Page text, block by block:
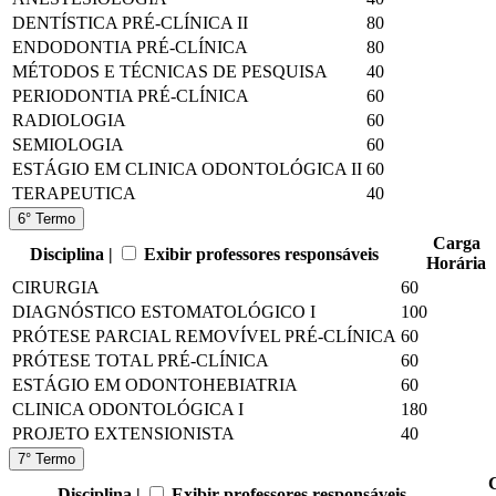
DENTÍSTICA PRÉ-CLÍNICA II
80
ENDODONTIA PRÉ-CLÍNICA
80
MÉTODOS E TÉCNICAS DE PESQUISA
40
PERIODONTIA PRÉ-CLÍNICA
60
RADIOLOGIA
60
SEMIOLOGIA
60
ESTÁGIO EM CLINICA ODONTOLÓGICA II 60
TERAPEUTICA
40
6° Termo
Disciplina | Exibir professores responsáveis
Carga
Horária
CIRURGIA
60
DIAGNÓSTICO ESTOMATOLÓGICO I
100
PRÓTESE PARCIAL REMOVÍVEL PRÉ-CLÍNICA 60
PRÓTESE TOTAL PRÉ-CLÍNICA
60
ESTÁGIO EM ODONTOHEBIATRIA
60
CLINICA ODONTOLÓGICA I
180
PROJETO EXTENSIONISTA
40
7° Termo